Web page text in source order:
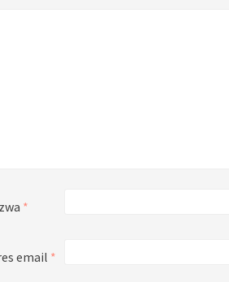
*
email *